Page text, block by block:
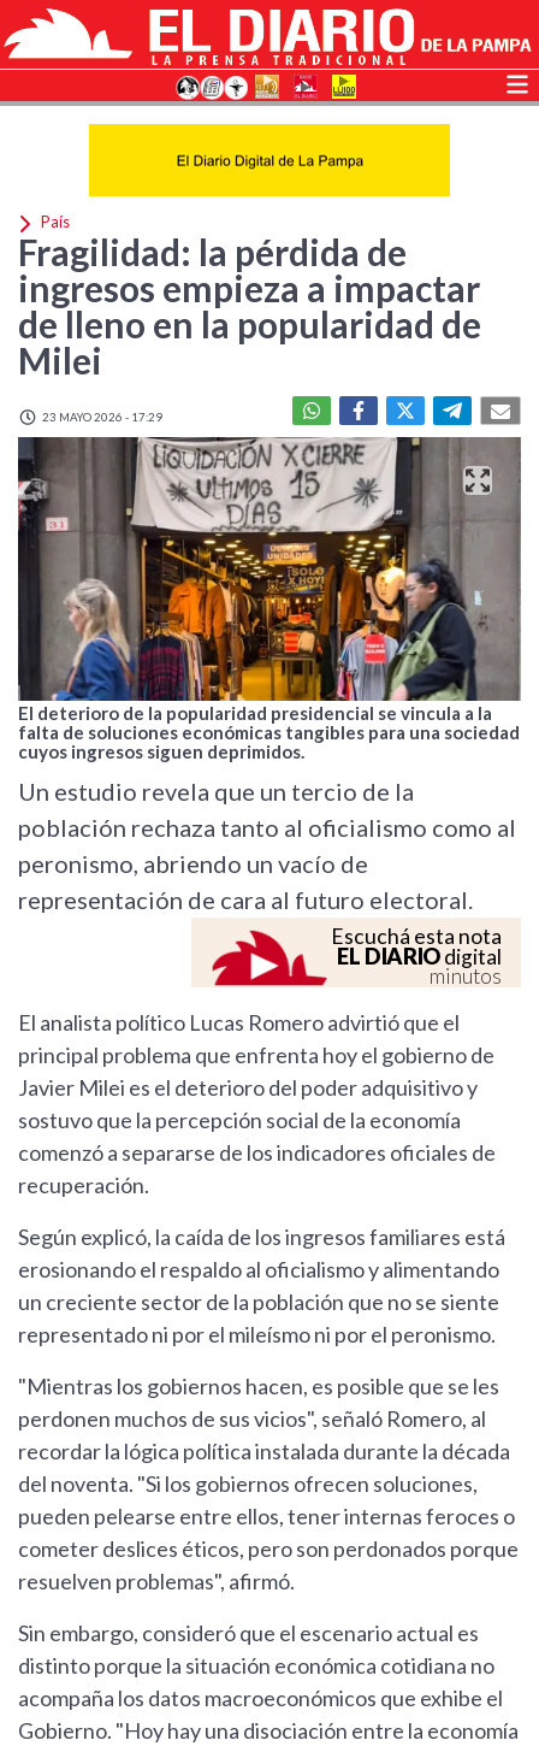
País
Fragilidad: la pérdida de
ingresos empieza a impactar
de lleno en la popularidad de
Milei
23 MAYO 2026 - 17:29
El deterioro de la popularidad presidencial se vincula a la
falta de soluciones económicas tangibles para una sociedad
cuyos ingresos siguen deprimidos.
Un estudio revela que un tercio de la
población rechaza tanto al oficialismo como al
peronismo, abriendo un vacío de
representación de cara al futuro electoral.
Escuchá esta nota
EL DIARIOdigital
minutos
El analista político Lucas Romero advirtió que el
principal problema que enfrenta hoy el gobierno de
Javier Milei es el deterioro del poder adquisitivo y
sostuvo que la percepción social de la economía
comenzó a separarse de los indicadores oficiales de
recuperación.
Según explicó, la caída de los ingresos familiares está
erosionando el respaldo al oficialismo y alimentando
un creciente sector de la población que no se siente
representado ni por el mileísmo ni por el peronismo.
"Mientras los gobiernos hacen, es posible que se les
perdonen muchos de sus vicios", señaló Romero, al
recordar la lógica política instalada durante la década
del noventa. "Si los gobiernos ofrecen soluciones,
pueden pelearse entre ellos, tener internas feroces o
cometer deslices éticos, pero son perdonados porque
resuelven problemas", afirmó.
Sin embargo, consideró que el escenario actual es
distinto porque la situación económica cotidiana no
acompaña los datos macroeconómicos que exhibe el
Gobierno. "Hoy hay una disociación entre la economía